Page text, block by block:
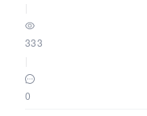
333
0